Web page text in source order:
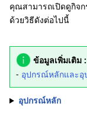
คุณสามารถเปิดดูกิจ
ด้วยวิธีดังต่อไปนี้
ข้อมูลเพิ่มเติม :
- อุปกรณ์หลักและอุ
อุปกรณ์หลัก